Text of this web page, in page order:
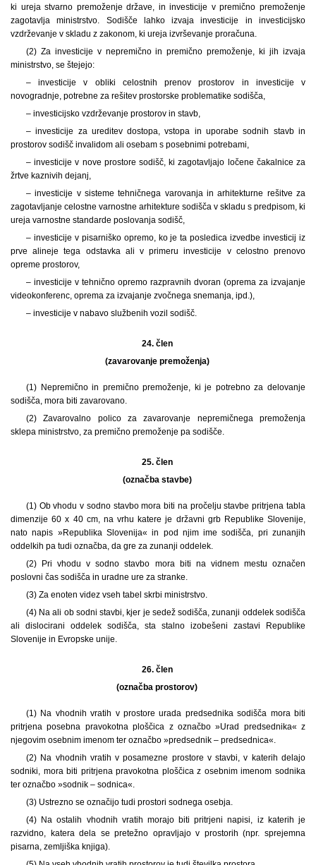
ki ureja stvarno premoženje države, in investicije v premično premoženje
zagotavlja ministrstvo. Sodišče lahko izvaja investicije in investicijsko
vzdrževanje v skladu z zakonom, ki ureja izvrševanje proračuna.
(2) Za investicije v nepremično in premično premoženje, ki jih izvaja
ministrstvo, se štejejo:
– investicije v obliki celostnih prenov prostorov in investicije v
novogradnje, potrebne za rešitev prostorske problematike sodišča,
– investicijsko vzdrževanje prostorov in stavb,
– investicije za ureditev dostopa, vstopa in uporabe sodnih stavb in
prostorov sodišč invalidom ali osebam s posebnimi potrebami,
– investicije v nove prostore sodišč, ki zagotavljajo ločene čakalnice za
žrtve kaznivih dejanj,
– investicije v sisteme tehničnega varovanja in arhitekturne rešitve za
zagotavljanje celostne varnostne arhitekture sodišča v skladu s predpisom, ki
ureja varnostne standarde poslovanja sodišč,
– investicije v pisarniško opremo, ko je ta posledica izvedbe investicij iz
prve alineje tega odstavka ali v primeru investicije v celostno prenovo
opreme prostorov,
– investicije v tehnično opremo razpravnih dvoran (oprema za izvajanje
videokonferenc, oprema za izvajanje zvočnega snemanja, ipd.),
– investicije v nabavo službenih vozil sodišč.
24. člen
(zavarovanje premoženja)
(1) Nepremično in premično premoženje, ki je potrebno za delovanje
sodišča, mora biti zavarovano.
(2) Zavarovalno polico za zavarovanje nepremičnega premoženja
sklepa ministrstvo, za premično premoženje pa sodišče.
25. člen
(označba stavbe)
(1) Ob vhodu v sodno stavbo mora biti na pročelju stavbe pritrjena tabla
dimenzije 60 x 40 cm, na vrhu katere je državni grb Republike Slovenije,
nato napis »Republika Slovenija« in pod njim ime sodišča, pri zunanjih
oddelkih pa tudi označba, da gre za zunanji oddelek.
(2) Pri vhodu v sodno stavbo mora biti na vidnem mestu označen
poslovni čas sodišča in uradne ure za stranke.
(3) Za enoten videz vseh tabel skrbi ministrstvo.
(4) Na ali ob sodni stavbi, kjer je sedež sodišča, zunanji oddelek sodišča
ali dislocirani oddelek sodišča, sta stalno izobešeni zastavi Republike
Slovenije in Evropske unije.
26. člen
(označba prostorov)
(1) Na vhodnih vratih v prostore urada predsednika sodišča mora biti
pritrjena posebna pravokotna ploščica z označbo »Urad predsednika« z
njegovim osebnim imenom ter označbo »predsednik – predsednica«.
(2) Na vhodnih vratih v posamezne prostore v stavbi, v katerih delajo
sodniki, mora biti pritrjena pravokotna ploščica z osebnim imenom sodnika
ter označbo »sodnik – sodnica«.
(3) Ustrezno se označijo tudi prostori sodnega osebja.
(4) Na ostalih vhodnih vratih morajo biti pritrjeni napisi, iz katerih je
razvidno, katera dela se pretežno opravljajo v prostorih (npr. sprejemna
pisarna, zemljiška knjiga).